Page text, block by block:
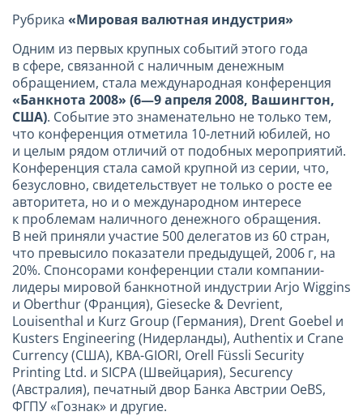
Рубрика «Мировая валютная индустрия»
Одним из первых крупных событий этого года
в сфере, связанной с наличным денежным
обращением, стала международная конференция
«Банкнота 2008» (6—9 апреля 2008, Вашингтон,
США). Событие это знаменательно не только тем,
что конференция отметила 10-летний юбилей, но
и целым рядом отличий от подобных мероприятий.
Конференция стала самой крупной из серии, что,
безусловно, свидетельствует не только о росте ее
авторитета, но и о международном интересе
к проблемам наличного денежного обращения.
В ней приняли участие 500 делегатов из 60 стран,
что превысило показатели предыдущей, 2006 г, на
20%. Спонсорами конференции стали компании-
лидеры мировой банкнотной индустрии Arjo Wiggins
и Oberthur (Франция), Giesecke & Devrient,
Louisenthal и Kurz Group (Германия), Drent Goebel и
Kusters Engineering (Нидерланды), Authentix и Crane
Currency (США), KBA-GIORI, Orell Füssli Security
Printing Ltd. и SICPA (Швейцария), Securency
(Австралия), печатный двор Банка Австрии OeBS,
ФГПУ «Гознак» и другие.